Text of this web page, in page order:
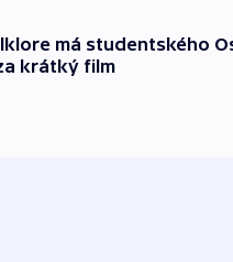
má studentského
krátký film